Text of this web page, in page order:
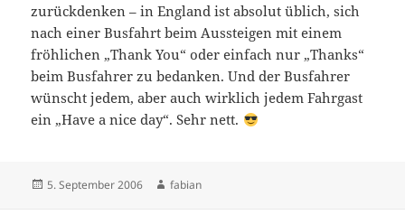
zurückdenken – in England ist absolut üblich, sich
nach einer Busfahrt beim Aussteigen mit einem
fröhlichen „Thank You“ oder einfach nur „Thanks“
beim Busfahrer zu bedanken. Und der Busfahrer
wünscht jedem, aber auch wirklich jedem Fahrgast
ein „Have a nice day“. Sehr nett.
Veröffentlicht
5. September 2006 Autor
fabian